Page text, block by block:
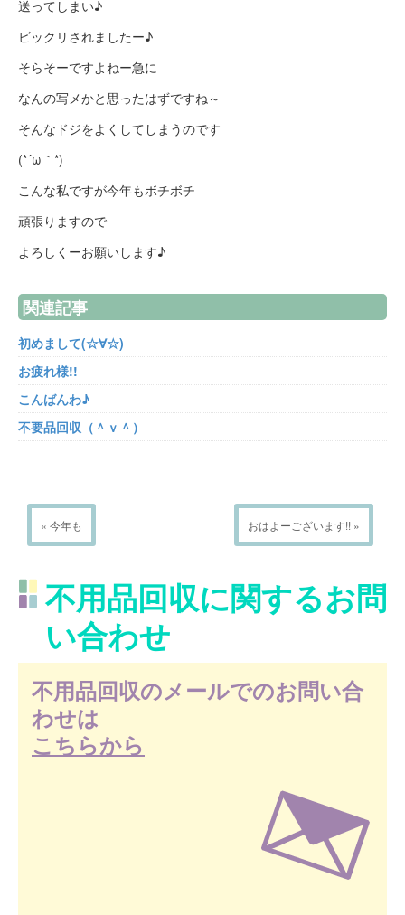
送ってしまい♪
ビックリされましたー♪
そらそーですよねー急に
なんの写メかと思ったはずですね～
そんなドジをよくしてしまうのです
(*´ω｀*)
こんな私ですが今年もボチボチ
頑張りますので
よろしくーお願いします♪
関連記事
初めまして(☆∀☆)
お疲れ様!!
こんばんわ♪
不要品回収（＾ｖ＾）
« 今年も おはよーございます!! »
不用品回収に関するお問
い合わせ
不用品回収のメールでのお問い合
わせは
こちらから